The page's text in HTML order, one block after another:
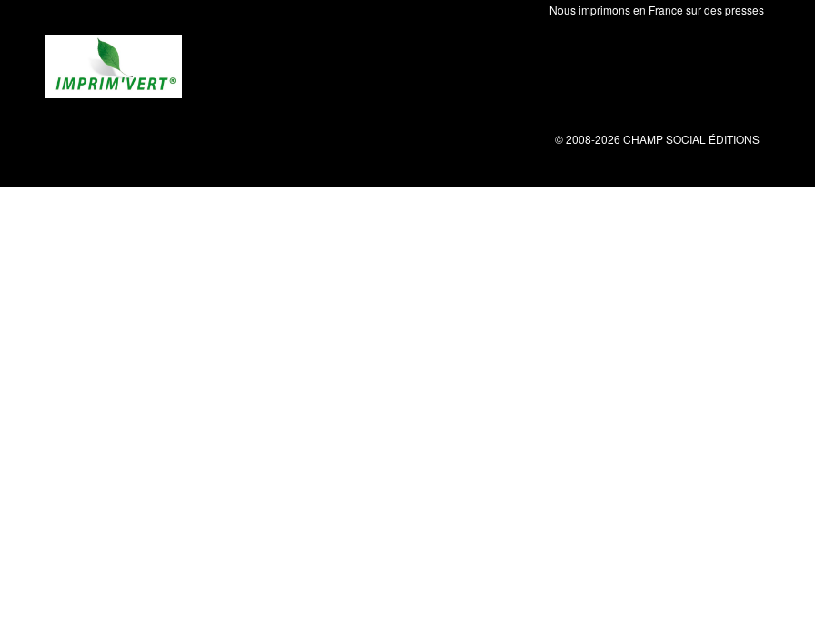
Nous imprimons en France sur des presses
© 2008-2026 CHAMP SOCIAL ÉDITIONS